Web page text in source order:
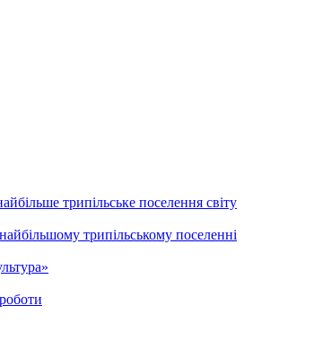
трипільське поселення світу
трипільському поселенні